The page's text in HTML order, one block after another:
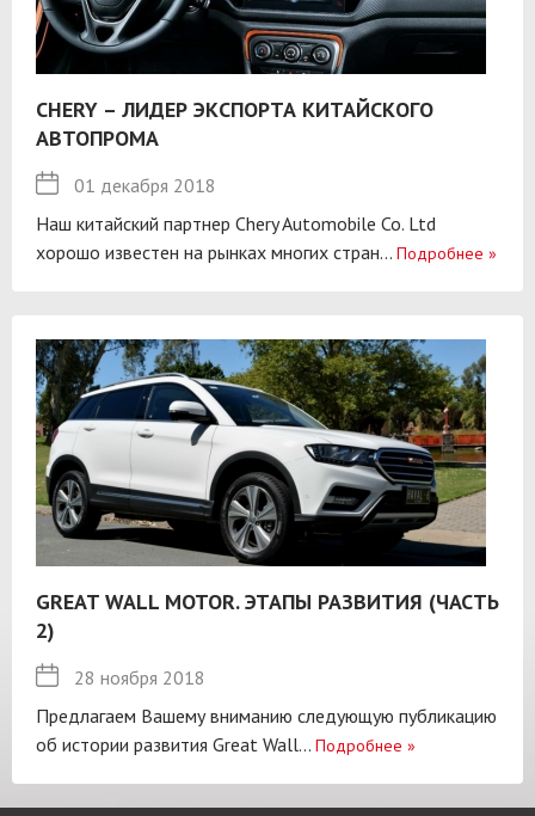
CHERY – ЛИДЕР ЭКСПОРТА КИТАЙСКОГО
АВТОПРОМА
01 декабря 2018
Наш китайский партнер Chery Automobile Co. Ltd
хорошо известен на рынках многих стран... Подробнее »
GREAT WALL MOTOR. ЭТАПЫ РАЗВИТИЯ (ЧАСТЬ
2)
28 ноября 2018
Предлагаем Вашему вниманию следующую публикацию
об истории развития Great Wall... Подробнее »